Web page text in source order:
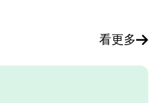
看更多